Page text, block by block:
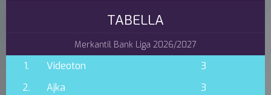
TABELLA
Merkantil Bank Liga 2026/2027
1. Videoton
3
2.
Ajka
3